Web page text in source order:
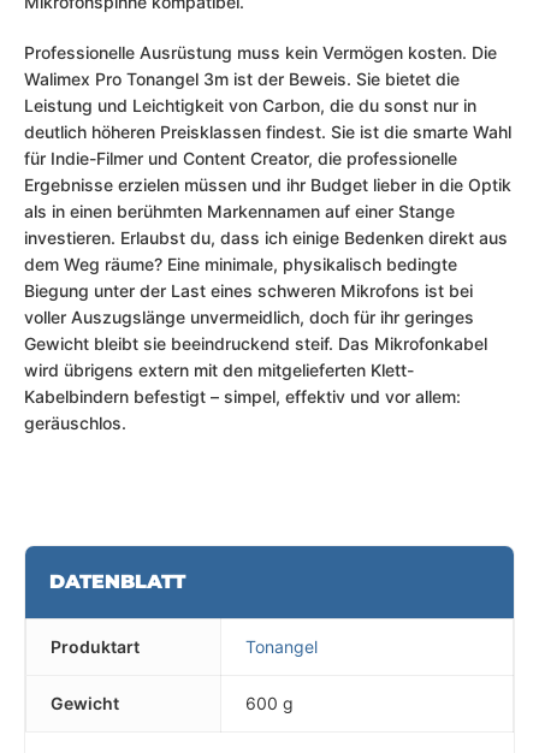
Professionelle Ausrüstung muss kein Vermögen kosten. Die
Walimex Pro Tonangel 3m ist der Beweis. Sie bietet die
Leistung und Leichtigkeit von Carbon, die du sonst nur in
deutlich höheren Preisklassen findest. Sie ist die smarte Wahl
für Indie-Filmer und Content Creator, die professionelle
Ergebnisse erzielen müssen und ihr Budget lieber in die Optik
als in einen berühmten Markennamen auf einer Stange
investieren. Erlaubst du, dass ich einige Bedenken direkt aus
dem Weg räume? Eine minimale, physikalisch bedingte
Biegung unter der Last eines schweren Mikrofons ist bei
voller Auszugslänge unvermeidlich, doch für ihr geringes
Gewicht bleibt sie beeindruckend steif. Das Mikrofonkabel
wird übrigens extern mit den mitgelieferten Klett-
Kabelbindern befestigt – simpel, effektiv und vor allem:
geräuschlos.
DATENBLATT
Produktart Tonangel
Gewicht 600 g